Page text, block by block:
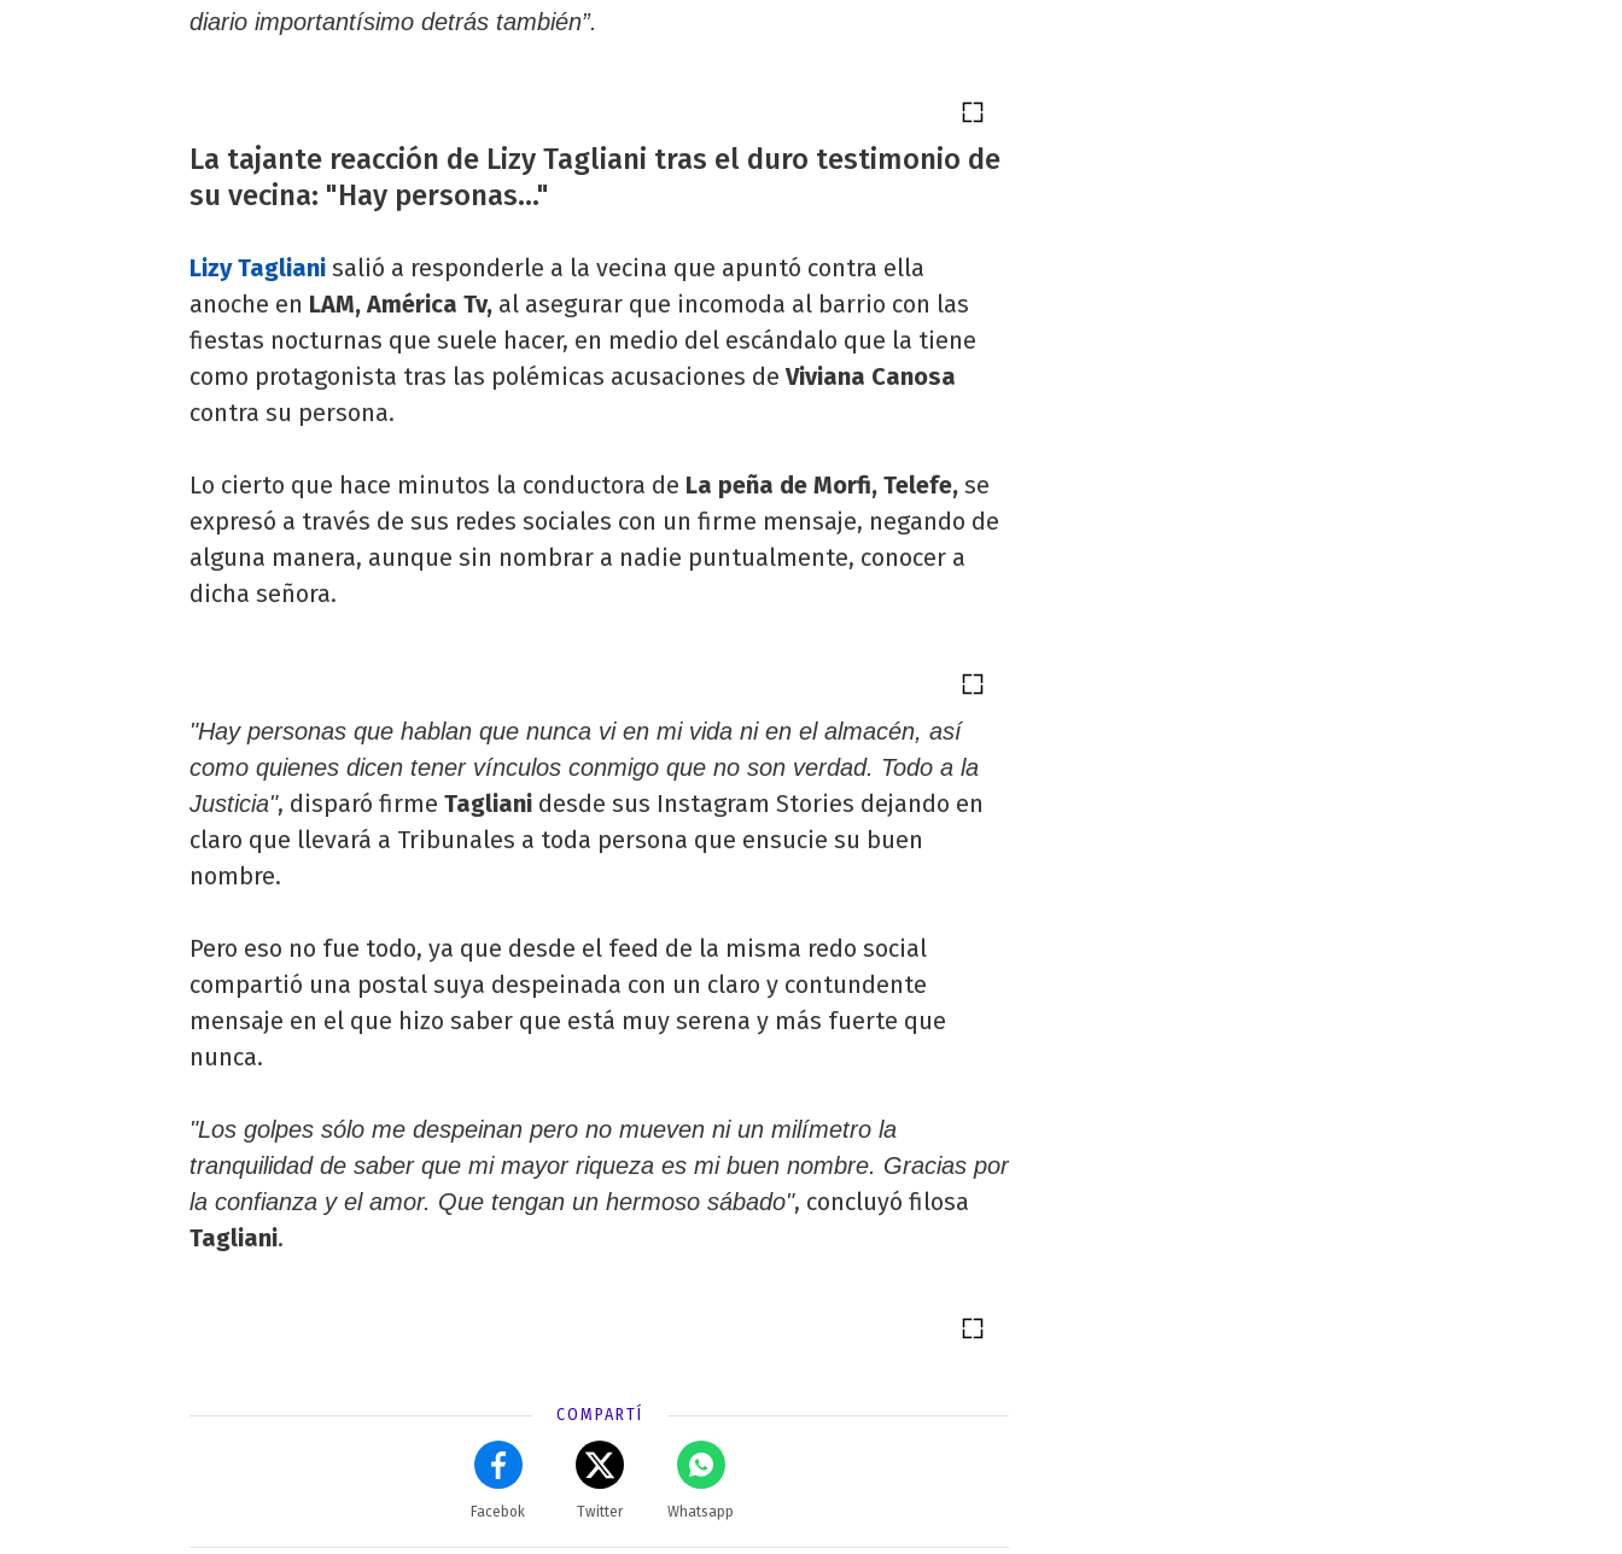
diario importantísimo detrás también”.
La tajante reacción de Lizy Tagliani tras el duro testimonio de
su vecina: "Hay personas..."
Lizy Tagliani salió a responderle a la vecina que apuntó contra ella
anoche en LAM, América Tv, al asegurar que incomoda al barrio con las
fiestas nocturnas que suele hacer, en medio del escándalo que la tiene
como protagonista tras las polémicas acusaciones deViviana Canosa
contra su persona.
Lo cierto que hace minutos la conductora de La peña de Morfi, Telefe, se
expresó a través de sus redes sociales con un firme mensaje, negando de
alguna manera, aunque sin nombrar a nadie puntualmente, conocer a
dicha señora.
"Hay personas que hablan que nunca vi en mi vida ni en el almacén, así
como quienes dicen tener vínculos conmigo que no son verdad. Todo a la
Justicia", disparó firme Tagliani desde sus Instagram Stories dejando en
claro que llevará a Tribunales a toda persona que ensucie su buen
nombre.
Pero eso no fue todo, ya que desde el feed de la misma redo social
compartió una postal suya despeinada con un claro y contundente
mensaje en el que hizo saber que está muy serena y más fuerte que
nunca.
"Los golpes sólo me despeinan pero no mueven ni un milímetro la
tranquilidad de saber que mi mayor riqueza es mi buen nombre. Gracias por
la confianza y el amor. Que tengan un hermoso sábado", concluyó filosa
Tagliani.
COMPARTÍ
Facebok Twitter Whatsapp